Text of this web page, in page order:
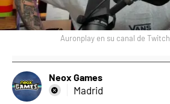
Auronplay en su canal de Twitch
Neox Games
Madrid